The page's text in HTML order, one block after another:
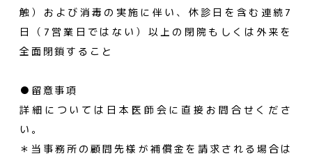
触）および消毒の実施に伴い、休診日を含む連続7
日（7営業日ではない）以上の閉院もしくは外来を
全面閉鎖すること
●留意事項
詳細については日本医師会に直接お問合せくださ
い。
＊当事務所の顧問先様が補償金を請求される場合は